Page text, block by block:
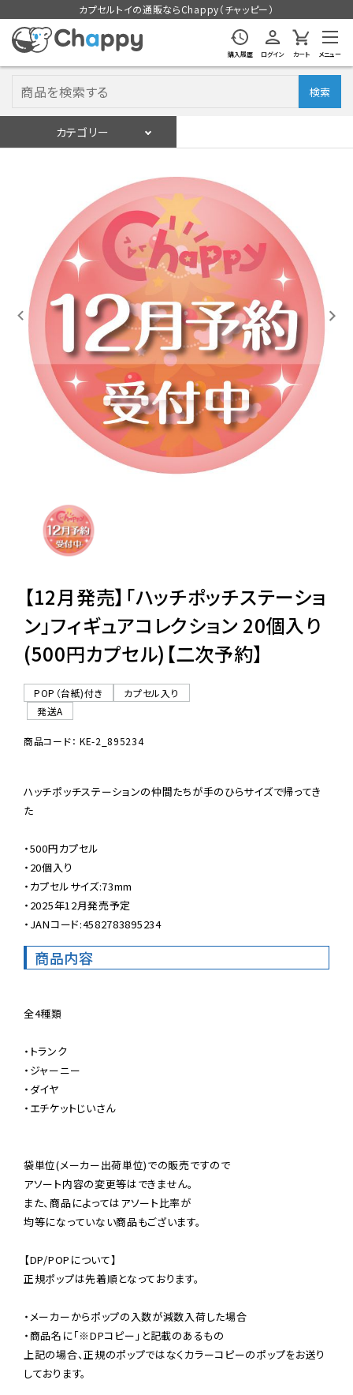
カプセルトイの通販ならChappy（チャッピー）
購入履歴 ログイン カート メニュー
検索
カテゴリー
入荷スケジュールをチェック
カプセルトイマシン本体
カプセルトイ
販促用空カプセル
レンタル
景品・玩具・文具
販促用カプセルトイ
ご利用ガイド
06-6282-7659
【12月発売】「ハッチポッチステーショ
ン」フィギュアコレクション 20個入り
(500円カプセル)【二次予約】
POP（台紙)付き
カプセル入り
発送A
商品コード： KE-2_895234
ハッチポッチステーションの仲間たちが手のひらサイズで帰ってき
た
・500円カプセル
・20個入り
・カプセルサイズ:73mm
・2025年12月発売予定
・JANコード:4582783895234
商品内容
全4種類
・トランク
・ジャーニー
・ダイヤ
・エチケットじいさん
袋単位(メーカー出荷単位)での販売ですので
アソート内容の変更等はできません。
また、商品によってはアソート比率が
均等になっていない商品もございます。
【DP/POPについて】
正規ポップは先着順となっております。
・メーカーからポップの入数が減数入荷した場合
・商品名に「※DPコピー」と記載のあるもの
上記の場合、正規のポップではなくカラーコピーのポップをお送り
しております。